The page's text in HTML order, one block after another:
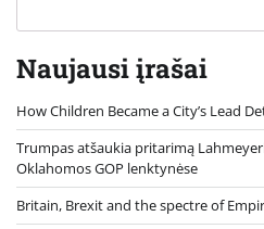
Naujausi įrašai
How Children Became a City’s Lead
Trumpas atšaukia pritarimą
Oklahomos GOP lenktynėse
Britain, Brexit and the spectre of